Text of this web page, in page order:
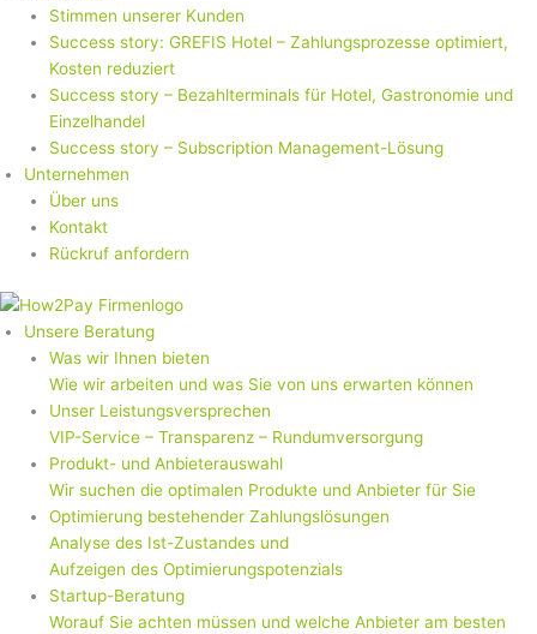
Stimmen unserer Kunden
Success story: GREFIS Hotel – Zahlungsprozesse optimiert,
Kosten reduziert
Success story – Bezahlterminals für Hotel, Gastronomie und
Einzelhandel
Success story – Subscription Management-Lösung
Unternehmen
Über uns
Kontakt
Rückruf anfordern
Unsere Beratung
Was wir Ihnen bieten
Wie wir arbeiten und was Sie von uns erwarten können
Unser Leistungsversprechen
VIP-Service – Transparenz – Rundumversorgung
Produkt- und Anbieterauswahl
Wir suchen die optimalen Produkte und Anbieter für Sie
Optimierung bestehender Zahlungslösungen
Analyse des Ist-Zustandes und
Aufzeigen des Optimierungspotenzials
Startup-Beratung
Worauf Sie achten müssen und welche Anbieter am besten